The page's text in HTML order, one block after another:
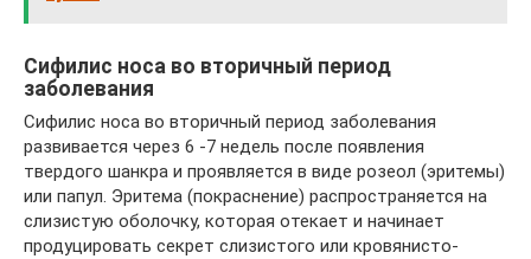
Сифилис носа во вторичный период
заболевания
Сифилис носа во вторичный период заболевания
развивается через 6 -7 недель после появления
твердого шанкра и проявляется в виде розеол (эритемы)
или папул. Эритема (покраснение) распространяется на
слизистую оболочку, которая отекает и начинает
продуцировать секрет слизистого или кровянисто-